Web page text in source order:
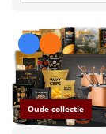
Oude collectie